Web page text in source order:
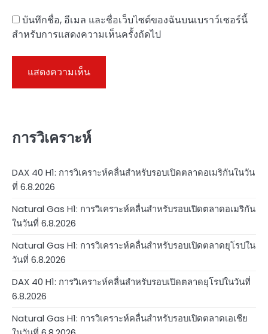
บันทึกชื่อ, อีเมล และชื่อเว็บไซต์ของฉันบนเบราว์เซอร์นี้
สำหรับการแสดงความเห็นครั้งถัดไป
การวิเคราะห์
DAX 40 H1: การวิเคราะห์คลื่นสำหรับรอบเปิดตลาดอเมริกันในวัน
ที่ 6.8.2026
Natural Gas H1: การวิเคราะห์คลื่นสำหรับรอบเปิดตลาดอเมริกัน
ในวันที่ 6.8.2026
Natural Gas H1: การวิเคราะห์คลื่นสำหรับรอบเปิดตลาดยุโรปใน
วันที่ 6.8.2026
DAX 40 H1: การวิเคราะห์คลื่นสำหรับรอบเปิดตลาดยุโรปในวันที่
6.8.2026
Natural Gas H1: การวิเคราะห์คลื่นสำหรับรอบเปิดตลาดเอเชีย